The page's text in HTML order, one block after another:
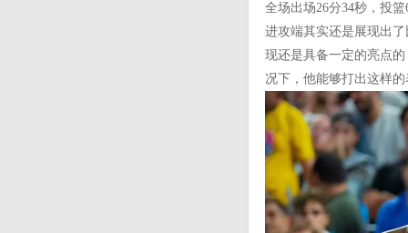
全场出场26分34秒，投
进攻端其实还是展现出
现还是具备一定的亮点
况下，他能够打出这样